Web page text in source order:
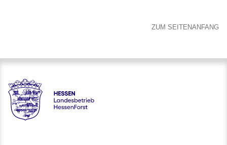
ZUM SEITENANFANG
Hessen - Landesbetrieb HessenForst